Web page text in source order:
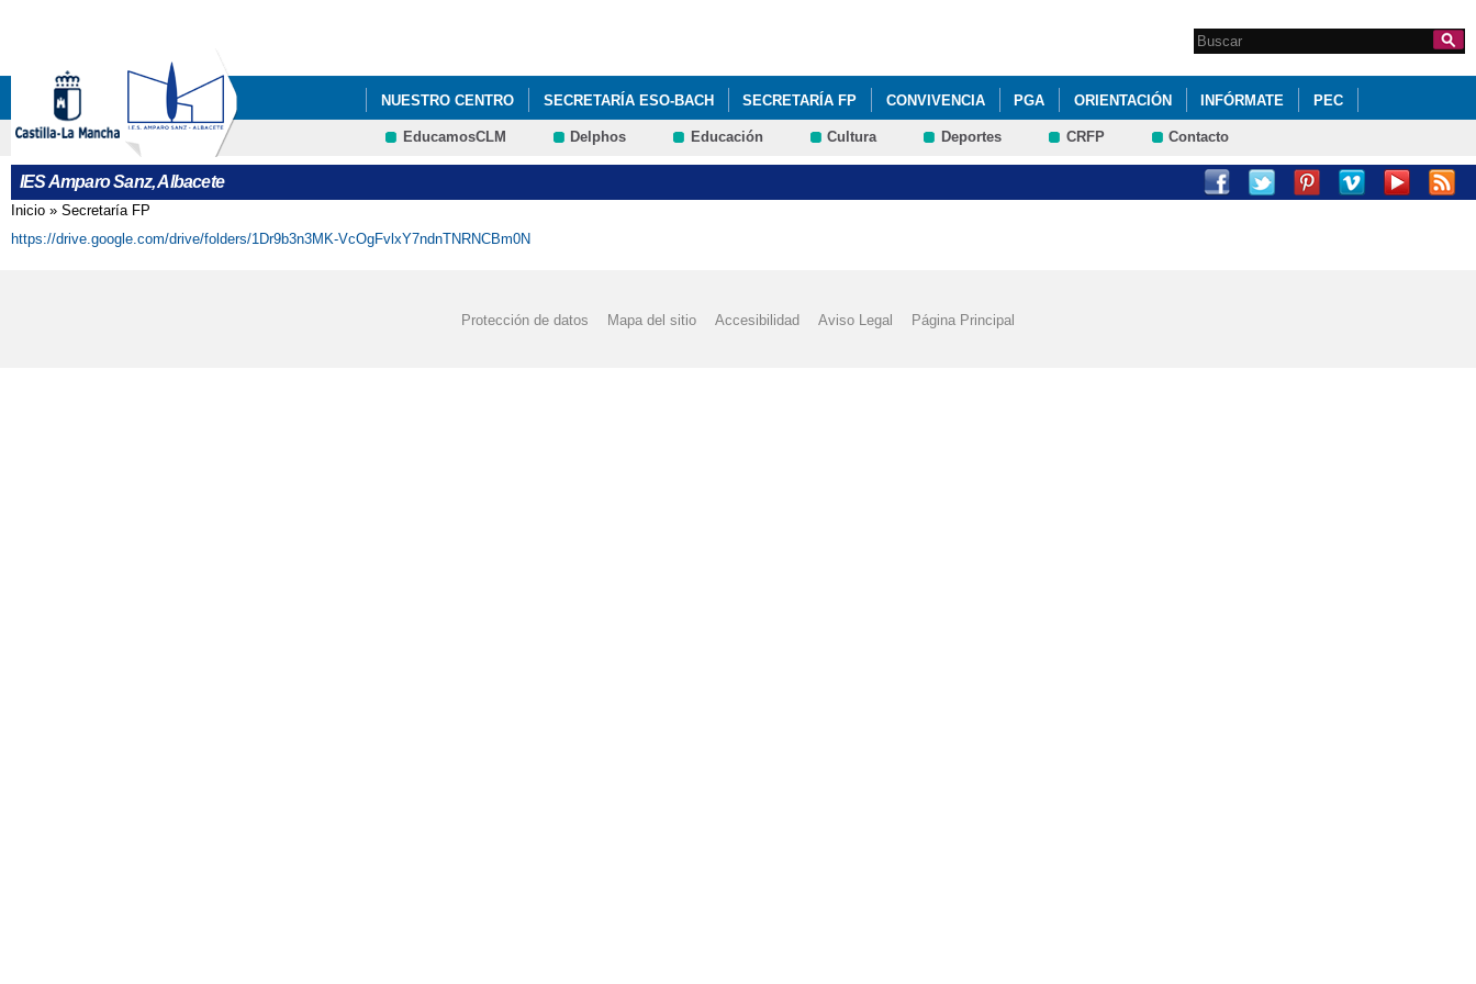
Formulario de
búsqueda
Search this site
NUESTRO CENTRO SECRETARÍA ESO-BACH SECRETARÍA FP CONVIVENCIA PGA ORIENTACIÓN INFÓRMATE PEC
PROYECTOS AMPA
EducamosCLM Delphos Educación Cultura Deportes CRFP Contacto
IES Amparo Sanz, Albacete
Se encuentra usted aquí
Inicio » Secretaría FP
https://drive.google.com/drive/folders/1Dr9b3n3MK-VcOgFvlxY7ndnTNRNCBm0N
Protección de datos Mapa del sitio Accesibilidad Aviso Legal Página Principal